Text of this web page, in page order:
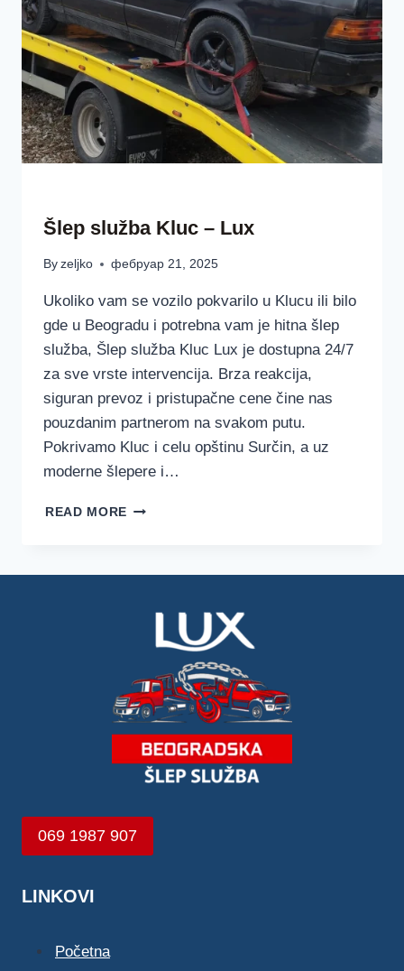
Šlep služba Kluc – Lux
By zeljko фебруар 21, 2025
Ukoliko vam se vozilo pokvarilo u Klucu ili bilo
gde u Beogradu i potrebna vam je hitna šlep
služba, Šlep služba Kluc Lux je dostupna 24/7
za sve vrste intervencija. Brza reakcija,
siguran prevoz i pristupačne cene čine nas
pouzdanim partnerom na svakom putu.
Pokrivamo Kluc i celu opštinu Surčin, a uz
moderne šlepere i…
READ MORE ŠLEP
069 1987 907
LINKOVI
Početna